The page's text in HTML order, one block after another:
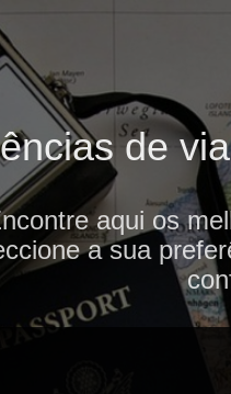
de
aqui os
a sua